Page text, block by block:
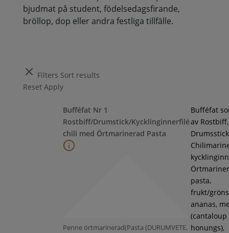
bjudmat på student, födelsedagsfirande,
bröllop, dop eller andra festliga tillfälle.
Filters Sort results
Reset Apply
Bufféfat Nr 1
Rostbiff/Drumstick/Kycklinginnerfilé
chili med Örtmarinerad Pasta
Penne örtmarinerad(Pasta (DURUMVETE,
Bufféfat
av Rostbiff,
pasta,
frukt/
ananas,
(cantaloup
honungs),